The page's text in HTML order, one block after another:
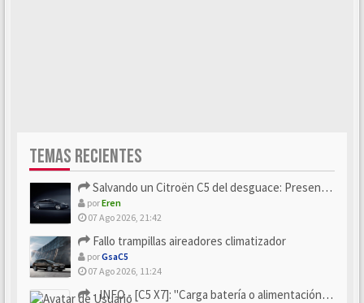
TEMAS RECIENTES
Salvando un Citroën C5 del desguace: Presentación y seguimiento
porEren
07 Ago 2026, 21:42
Fallo trampillas aireadores climatizador
porGsaC5
07 Ago 2026, 11:24
- INFO - [C5 X7]: "Carga batería o alimentación eléctri...